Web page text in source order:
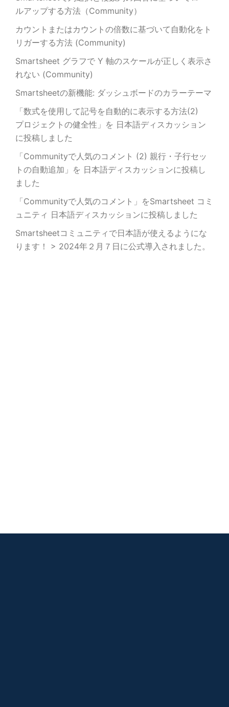
ルアップする方法（Community）
カウントまたはカウントの倍数に基づいて自動化をト
リガーする方法 (Community)
Smartsheet グラフで Y 軸のスケールが正しく表示さ
れない (Community)
Smartsheetの新機能: ダッシュボードのカラーテーマ
「数式を使用して記号を自動的に表示する方法(2)
プロジェクトの健全性」を 日本語ディスカッション
に投稿しました
「Communityで人気のコメント (2) 親行・子行セッ
トの自動追加」を 日本語ディスカッションに投稿し
ました
「Communityで人気のコメント」をSmartsheet コミ
ュニティ 日本語ディスカッションに投稿しました
Smartsheetコミュニティで日本語が使えるようにな
ります！ > 2024年２月７日に公式導入されました。